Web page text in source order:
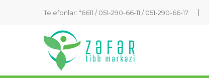
Telefonlar: *6611 /051-290-66-11 /051-290-66-17